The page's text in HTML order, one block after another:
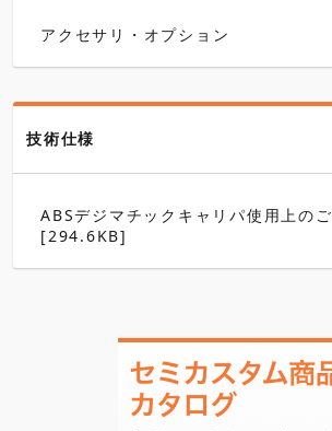
アクセサリ・オプション
技術仕様
ABSデジマチックキャリパ使用上の
[294.6KB]